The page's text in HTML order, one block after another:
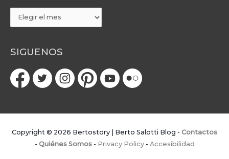
SIGUENOS
Copyright © 2026 Bertostory | Berto Salotti Blog - Contactos
- Quiénes Somos- Privacy Policy- Accesibilidad